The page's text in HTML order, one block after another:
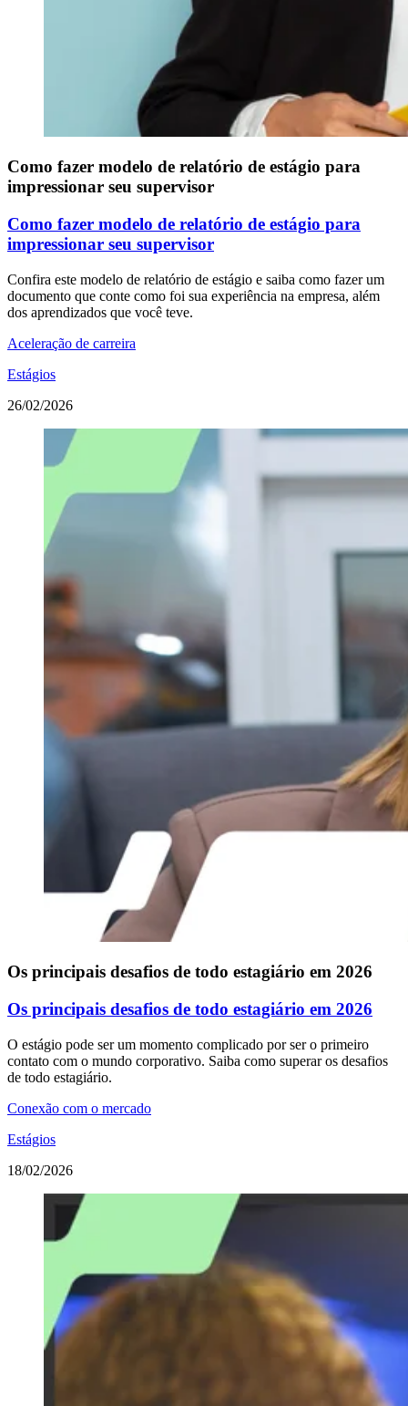
Como fazer modelo de relatório de estágio para
impressionar seu supervisor
Como fazer modelo de relatório de estágio para
impressionar seu supervisor
Confira este modelo de relatório de estágio e saiba como fazer um
documento que conte como foi sua experiência na empresa, além
dos aprendizados que você teve.
Aceleração de carreira
Estágios
26/02/2026
Os principais desafios de todo estagiário em 2026
Os principais desafios de todo estagiário em 2026
O estágio pode ser um momento complicado por ser o primeiro
contato com o mundo corporativo. Saiba como superar os desafios
de todo estagiário.
Conexão com o mercado
Estágios
18/02/2026